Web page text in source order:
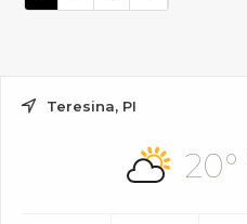
Teresina, PI
20°